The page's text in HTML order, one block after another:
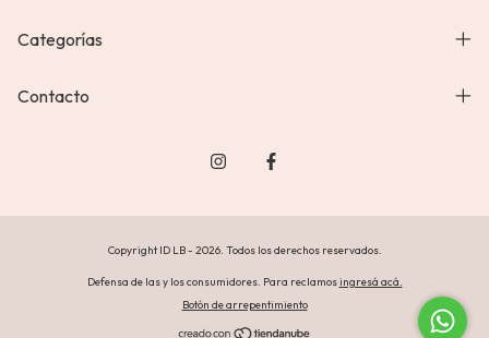
Categorías
Contacto
Copyright ID LB - 2026. Todos los derechos reservados.
Defensa de las y los consumidores. Para reclamosingresá acá.
Botón de arrepentimiento